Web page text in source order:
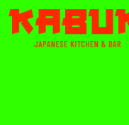
Skip to content
Skip to footer